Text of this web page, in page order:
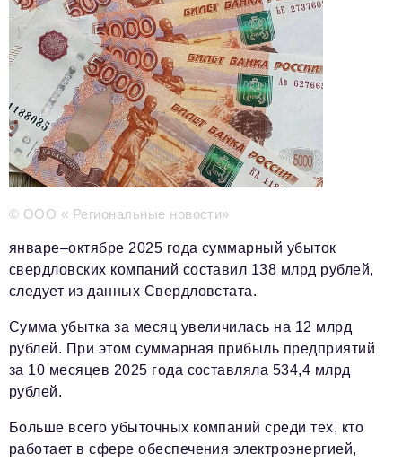
ТОП-100 влиятельных людей — 2025
Телефон редакции:+7 495 727-01-67
Электронные почты редакции:
Информационный отдел
info@business-magazine.online
Отдел рекламы
reklama@business-magazine.online
podpiska@business-magazine.online
Отдел по работе с партнерами
partner@business-magazine.online
© ООО « Региональные новости»
январе–октябре 2025 года суммарный убыток
свердловских компаний составил 138 млрд рублей,
следует из данных Свердловстата.
Сумма убытка за месяц увеличилась на 12 млрд
рублей. При этом суммарная прибыль предприятий
за 10 месяцев 2025 года составляла 534,4 млрд
рублей.
Больше всего убыточных компаний среди тех, кто
работает в сфере обеспечения электроэнергией,